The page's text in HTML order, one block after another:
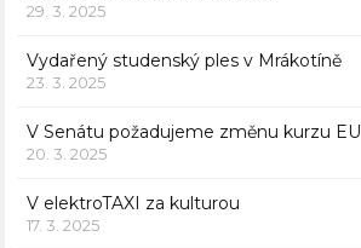
29. 3. 2025
Vydařený studenský ples v Mrákotíně
23. 3. 2025
V Senátu požadujeme změnu kurzu EU
20. 3. 2025
V elektroTAXI za kulturou
17. 3. 2025